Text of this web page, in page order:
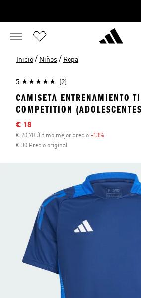
Inicio / Niños / Ropa
5 (2)
CAMISETA ENTRENAMIENTO
COMPETITION
Precio rebajado
€ 18
€ 20,70 Último mejor precio -13%
€ 30 Precio original